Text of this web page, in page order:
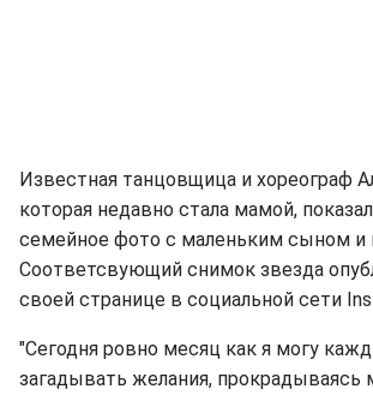
Известная танцовщица и хореограф
которая недавно стала мамой,
семейное фото с маленьким сыном
Соответсвующий снимок звезда
своей странице в социальной сети
"Сегодня ровно месяц как я могу
загадывать желания, прокрадываясь